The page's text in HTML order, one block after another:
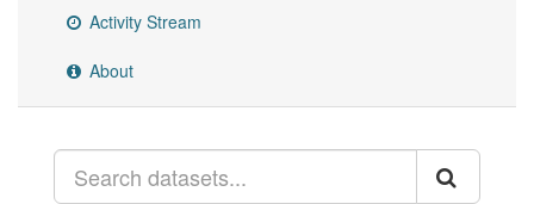
Activity Stream
About